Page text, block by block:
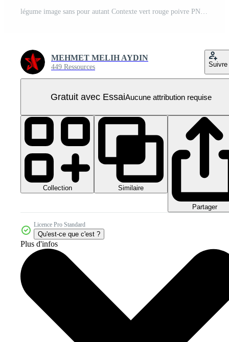
légume image sans pour autant Contexte vert rouge poivre PNG Pro
MEHMET MELIH AYDIN
449 Ressources Suivre
Gratuit avec EssaiAucune attribution requise
Collection Similaire
Partager
Licence Pro Standard
Qu'est-ce que c'est ?
Plus d'infos